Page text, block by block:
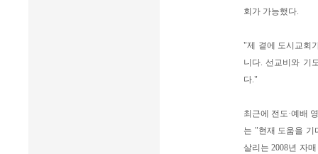
회가 가능했다.
"제 곁에 도시교회
니다. 선교비와 기
다."
최근에 전도·예배
는 "현재 도움을 기
살리는 2008년 자